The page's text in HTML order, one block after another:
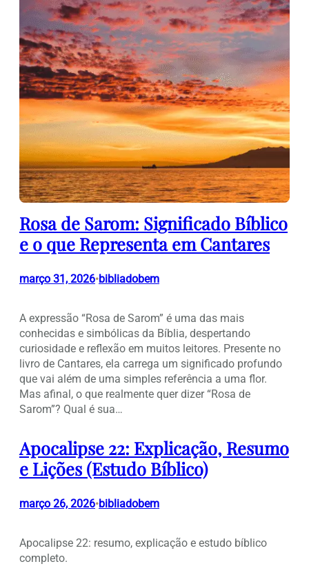
Rosa de Sarom: Significado Bíblico
e o que Representa em Cantares
março 31, 2026•bibliadobem
A expressão “Rosa de Sarom” é uma das mais
conhecidas e simbólicas da Bíblia, despertando
curiosidade e reflexão em muitos leitores. Presente no
livro de Cantares, ela carrega um significado profundo
que vai além de uma simples referência a uma flor.
Mas afinal, o que realmente quer dizer “Rosa de
Sarom”? Qual é sua…
Apocalipse 22: Explicação, Resumo
e Lições (Estudo Bíblico)
março 26, 2026•bibliadobem
Apocalipse 22: resumo, explicação e estudo bíblico
completo.